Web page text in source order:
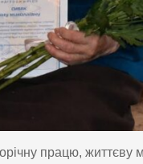
працю, життєву